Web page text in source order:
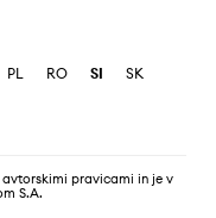
PL RO SI
SK
avtorskimi pravicami in je v
S.A.